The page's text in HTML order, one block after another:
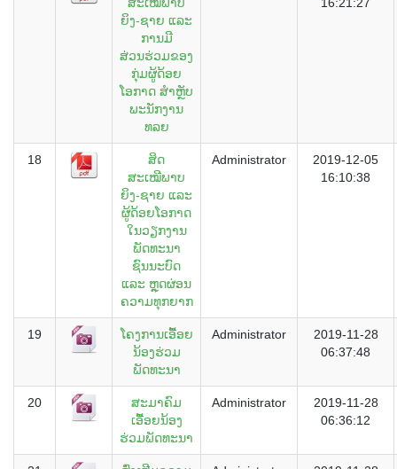
ຍິງ-ຊາຍ ແລະ
ການມີ
ສ່ວນຮ່ວມຂອງ
ກຸ່ມຜູ້ດ້ອຍ
ໂອກາດ ສຳຫຼັບ
ພະນັກງານ
ທລຍ
18
ສິດ
ສະເໝີພາບ
ຍິງ-ຊາຍ ແລະ
ຜູ້ດ້ອຍໂອກາດ
ໃນວຽກງານ
ພັດທະນາ
ຊົນນະບົດ
ແລະ ຫຼຸດຜ່ອນ
ຄວາມທຸກຍາກ
Administrator
2019-12-05
16:10:38
19
ໂຄງການເອື້ອຍ
ນ້ອງຮ່ວມ
ພັດທະນາ
Administrator
2019-11-28
06:37:48
20
ສະມາຄົມ
ເອື້ອຍນ້ອງ
ຮ່ວມພັດທະນາ
Administrator
2019-11-28
06:36:12